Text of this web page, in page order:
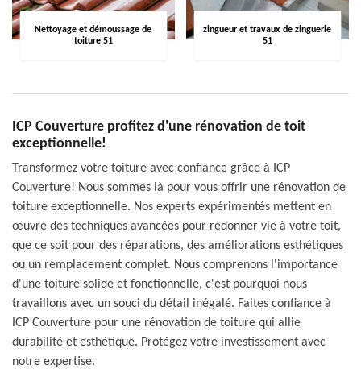
Nettoyage et démoussage de
toiture 51
zingueur et travaux de zinguerie
51
ICP Couverture profitez d'une rénovation de toit
exceptionnelle!
Transformez votre toiture avec confiance grâce à ICP
Couverture! Nous sommes là pour vous offrir une rénovation de
toiture exceptionnelle. Nos experts expérimentés mettent en
œuvre des techniques avancées pour redonner vie à votre toit,
que ce soit pour des réparations, des améliorations esthétiques
ou un remplacement complet. Nous comprenons l'importance
d'une toiture solide et fonctionnelle, c'est pourquoi nous
travaillons avec un souci du détail inégalé. Faites confiance à
ICP Couverture pour une rénovation de toiture qui allie
durabilité et esthétique. Protégez votre investissement avec
notre expertise.